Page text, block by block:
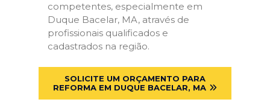
competentes, especialmente em
Duque Bacelar, MA, através de
profissionais qualificados e
cadastrados na região.
SOLICITE UM ORÇAMENTO PARA
REFORMA EM DUQUE BACELAR, MA